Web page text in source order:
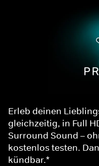
Erleb deinen
gleichzeitig, in Full
Surround Sound –
kostenlos testen.
kündbar.*